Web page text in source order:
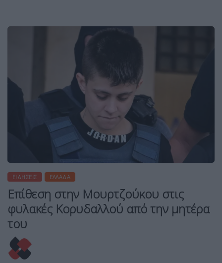
ΕΙΔΉΣΕΙΣ ΕΛΛΆΔΑ
Επίθεση στην Μουρτζούκου στις
φυλακές Κορυδαλλού από την μητέρα
του